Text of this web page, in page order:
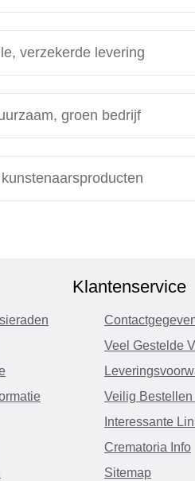
verzekerde levering
groen bedrijf
Klantenservice
Veel Gestelde
Veilig
Interessante
Crematoria Info
Sitemap